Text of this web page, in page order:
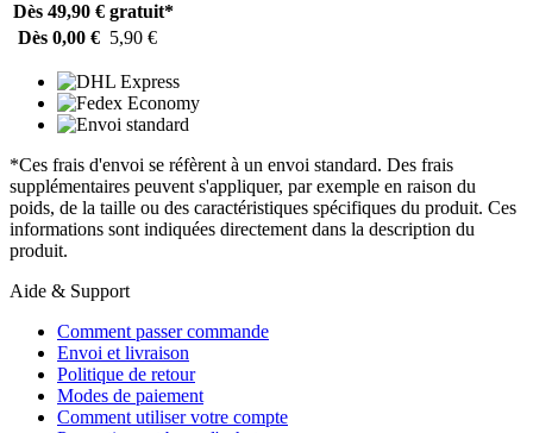
Dès 49,90 € gratuit*
Dès 0,00 € 5,90 €
*Ces frais d'envoi se réfèrent à un envoi standard. Des frais
supplémentaires peuvent s'appliquer, par exemple en raison du
poids, de la taille ou des caractéristiques spécifiques du produit. Ces
informations sont indiquées directement dans la description du
produit.
Aide & Support
Comment passer commande
Envoi et livraison
Politique de retour
Modes de paiement
Comment utiliser votre compte